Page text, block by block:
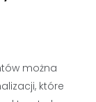
można
które